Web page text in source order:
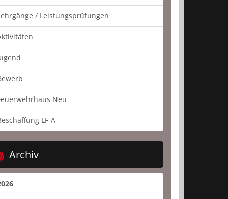
/ Leistungsprüfungen
Neu
LF-A
Archiv